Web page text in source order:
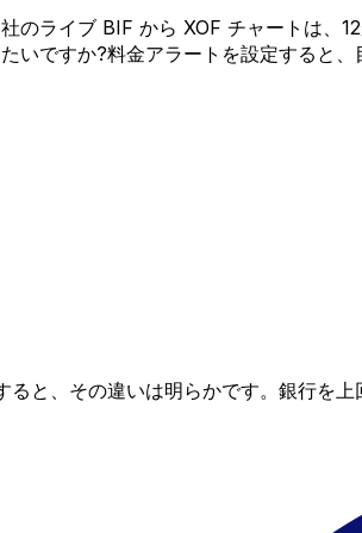
のライブ BIF から XOF チャートは、
いですか?料金アラートを設定すると、
と、その違いは明らかです。銀行を